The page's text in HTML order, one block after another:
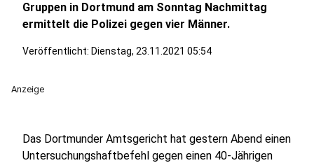
Gruppen in Dortmund am Sonntag Nachmittag
ermittelt die Polizei gegen vier Männer.
Veröffentlicht: Dienstag, 23.11.2021 05:54
Anzeige
Das Dortmunder Amtsgericht hat gestern Abend einen
Untersuchungshaftbefehl gegen einen 40-Jährigen